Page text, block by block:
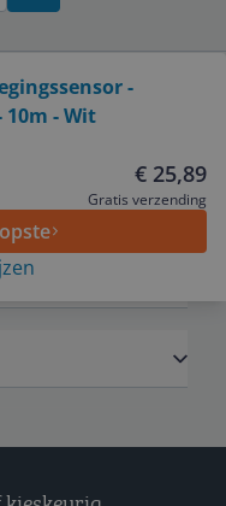
-
10m - Wit
€ 25,89
Gratis verzending